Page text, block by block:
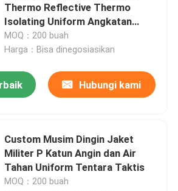
Thermo Reflective Thermo
Isolating Uniform Angkatan
Darat
MOQ：200 buah
Harga：Bisa dinegosiasikan
Hubungi kami
Custom Musim Dingin Jaket
Militer P Katun Angin dan Air
Tahan Uniform Tentara Taktis
MOQ：200 buah